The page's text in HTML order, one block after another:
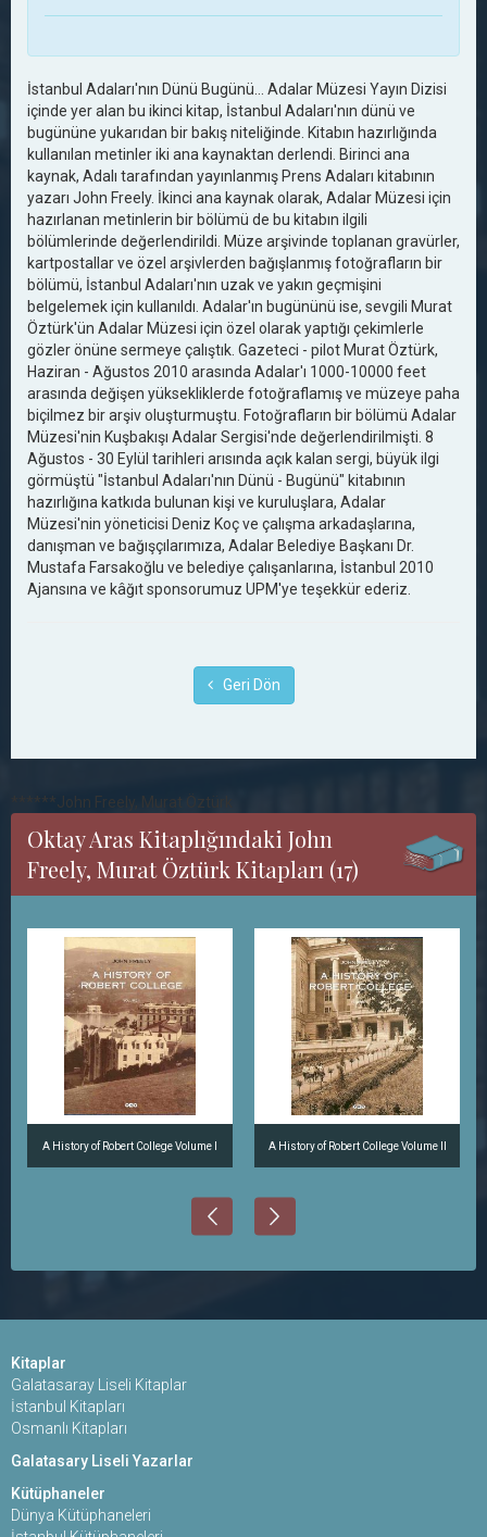
İstanbul Adaları'nın Dünü Bugünü… Adalar Müzesi Yayın Dizisi
içinde yer alan bu ikinci kitap, İstanbul Adaları'nın dünü ve
bugününe yukarıdan bir bakış niteliğinde. Kitabın hazırlığında
kullanılan metinler iki ana kaynaktan derlendi. Birinci ana
kaynak, Adalı tarafından yayınlanmış Prens Adaları kitabının
yazarı John Freely. İkinci ana kaynak olarak, Adalar Müzesi için
hazırlanan metinlerin bir bölümü de bu kitabın ilgili
bölümlerinde değerlendirildi. Müze arşivinde toplanan gravürler,
kartpostallar ve özel arşivlerden bağışlanmış fotoğrafların bir
bölümü, İstanbul Adaları'nın uzak ve yakın geçmişini
belgelemek için kullanıldı. Adalar'ın bugününü ise, sevgili Murat
Öztürk'ün Adalar Müzesi için özel olarak yaptığı çekimlerle
gözler önüne sermeye çalıştık. Gazeteci - pilot Murat Öztürk,
Haziran - Ağustos 2010 arasında Adalar'ı 1000-10000 feet
arasında değişen yüksekliklerde fotoğraflamış ve müzeye paha
biçilmez bir arşiv oluşturmuştu. Fotoğrafların bir bölümü Adalar
Müzesi'nin Kuşbakışı Adalar Sergisi'nde değerlendirilmişti. 8
Ağustos - 30 Eylül tarihleri arısında açık kalan sergi, büyük ilgi
görmüştü "İstanbul Adaları'nın Dünü - Bugünü" kitabının
hazırlığına katkıda bulunan kişi ve kuruluşlara, Adalar
Müzesi'nin yöneticisi Deniz Koç ve çalışma arkadaşlarına,
danışman ve bağışçılarımıza, Adalar Belediye Başkanı Dr.
Mustafa Farsakoğlu ve belediye çalışanlarına, İstanbul 2010
Ajansına ve kâğıt sponsorumuz UPM'ye teşekkür ederiz.
Geri Dön
******John Freely, Murat Öztürk
Oktay Aras Kitaplığındaki John
Freely, Murat Öztürk Kitapları (17)
A History of Robert College Volume I A History of Robert College Volume II
Kitaplar
Galatasaray Liseli Kitaplar
İstanbul Kitapları
Osmanlı Kitapları
Galatasary Liseli Yazarlar
Kütüphaneler
Dünya Kütüphaneleri